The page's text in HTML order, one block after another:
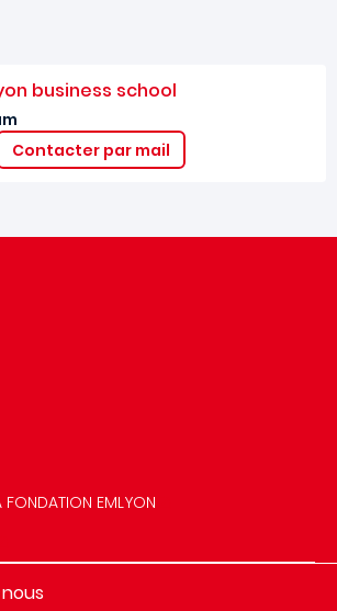
business school
Contacter par mail
FONDATION EMLYON